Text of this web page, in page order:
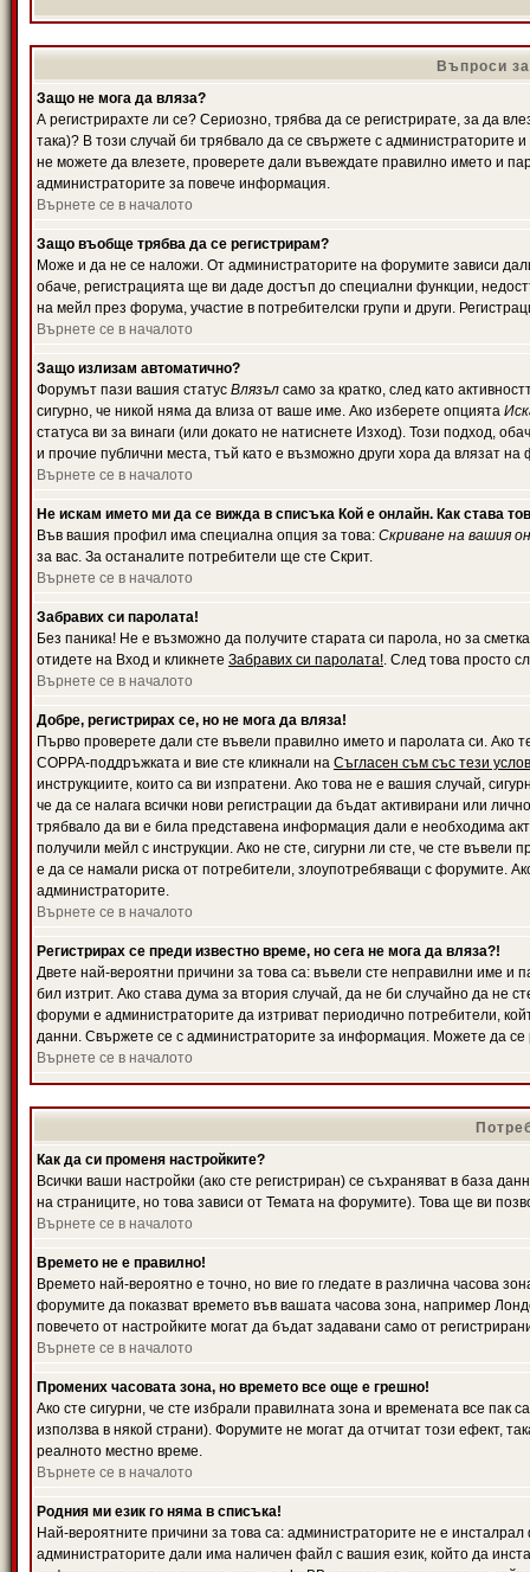
Въпроси
Защо не мога да вляза?
А регистрирахте ли се? Сериозно, трябва да се регистрирате, за да
така)? В този случай би трябвало да се свържете с администраторите
не можете да влезете, проверете дали въвеждате правилно името и
администраторите за повече информация.
Върнете се в началото
Защо въобще трябва да се регистрирам?
Може и да не се наложи. От администраторите на форумите зависи
обаче, регистрацията ще ви даде достъп до специални функции,
на мейл през форума, участие в потребителски групи и други.
Върнете се в началото
Защо излизам автоматично?
Форумът пази вашия статус Влязъл само за кратко, след като
сигурно, че никой няма да влиза от ваше име. Ако изберете опцията
статуса ви за винаги (или докато не натиснете Изход). Този подход,
и прочие публични места, тъй като е възможно други хора да влязат
Върнете се в началото
Не искам името ми да се вижда в списъка Кой е онлайн. Как става
Във вашия профил има специална опция за това: Скриване на вашия
за вас. За останалите потребители ще сте Скрит.
Върнете се в началото
Забравих си паролата!
Без паника! Не е възможно да получите старата си парола, но за
отидете на Вход и кликнете Забравих си паролата!. След това просто
Върнете се в началото
Добре, регистрирах се, но не мога да вляза!
Първо проверете дали сте въвели правилно името и паролата си. Ако
COPPA-поддръжката и вие сте кликнали на Съгласен съм със тези
инструкциите, които са ви изпратени. Ако това не е вашия случай,
че да се налага всички нови регистрации да бъдат активирани или
трябвало да ви е била представена информация дали е необходима
получили мейл с инструкции. Ако не сте, сигурни ли сте, че сте
е да се намали риска от потребители, злоупотребяващи с форумите.
администраторите.
Върнете се в началото
Регистрирах се преди известно време, но сега не мога да вляза?!
Двете най-вероятни причини за това са: въвели сте неправилни име и
бил изтрит. Ако става дума за втория случай, да не би случайно да
форуми е администраторите да изтриват периодично потребители,
данни. Свържете се с администраторите за информация. Можете да се
Върнете се в началото
Как да си променя настройките?
Всички ваши настройки (ако сте регистриран) се съхраняват в база
на страниците, но това зависи от Темата на форумите). Това ще ви
Върнете се в началото
Времето не е правилно!
Времето най-вероятно е точно, но вие го гледате в различна часова
форумите да показват времето във вашата часова зона, например
повечето от настройките могат да бъдат задавани само от
Върнете се в началото
Промених часовата зона, но времето все още е грешно!
Ако сте сигурни, че сте избрали правилната зона и времената все
използва в някой страни). Форумите не могат да отчитат този ефект,
реалното местно време.
Върнете се в началото
Родния ми език го няма в списъка!
Най-вероятните причини за това са: администраторите не е
администраторите дали има наличен файл с вашия език, който да